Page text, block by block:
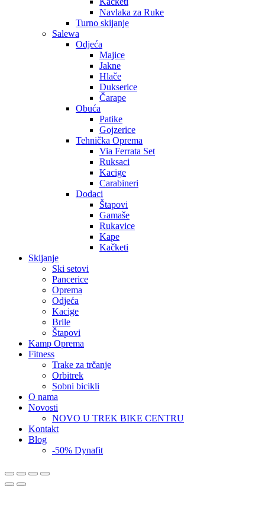
Navlaka za Ruke
Turno skijanje
Salewa
Odjeća
Majice
Jakne
Hlače
Dukserice
Čarape
Obuća
Patike
Gojzerice
Tehnička Oprema
Via Ferrata Set
Ruksaci
Kacige
Carabineri
Dodaci
Štapovi
Gamaše
Rukavice
Kape
Kačketi
Skijanje
Ski setovi
Pancerice
Oprema
Odjeća
Kacige
Brile
Štapovi
Kamp Oprema
Fitness
Trake za trčanje
Orbitrek
Sobni bicikli
O nama
Novosti
NOVO U TREK BIKE CENTRU
Kontakt
Blog
-50% Dynafit